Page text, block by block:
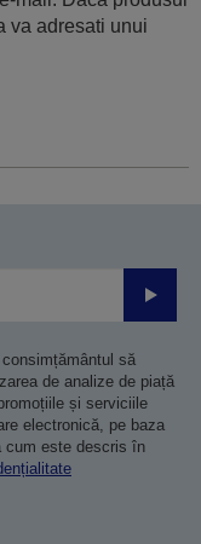
va adresati unui
să
de analize de piață
și serviciile
electronică, pe baza
cum este descris în